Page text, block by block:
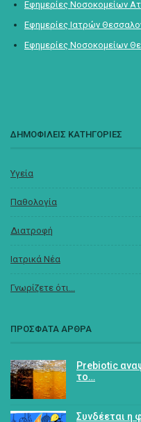
Εφημερίες Νοσοκομείων
Εφημερίες Ιατρών
Εφημερίες Νοσοκομείων
ΔΗΜΟΦΙΛΕΙΣ ΚΑΤΗΓΟΡΙΕΣ
Υγεία
Παθολογία
Διατροφή
Ιατρικά Νέα
Γνωρίζετε ότι...
ΠΡΟΣΦΑΤΑ ΑΡΘΡΑ
Prebiotic
το…
Συνδέεται η